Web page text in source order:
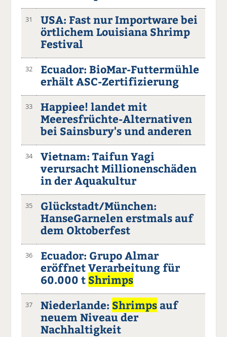
31
USA: Fast nur Importware bei
örtlichem Louisiana Shrimp
Festival
32
Ecuador: BioMar-Futtermühle
erhält ASC-Zertifizierung
33
Happiee! landet mit
Meeresfrüchte-Alternativen
bei Sainsbury's und anderen
34
Vietnam: Taifun Yagi
verursacht Millionenschäden
in der Aquakultur
35
Glückstadt/München:
HanseGarnelen erstmals auf
dem Oktoberfest
36
Ecuador: Grupo Almar
eröffnet Verarbeitung für
60.000 t Shrimps
37 Niederlande: Shrimpsauf
neuem Niveau der
Nachhaltigkeit